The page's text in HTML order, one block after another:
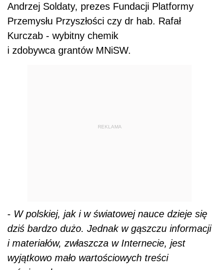
Andrzej Soldaty, prezes Fundacji Platformy
Przemysłu Przyszłości czy dr hab. Rafał
Kurczab - wybitny chemik
i zdobywca grantów MNiSW.
REKLAMA
- W polskiej, jak i w światowej nauce dzieje się
dziś bardzo dużo. Jednak w gąszczu informacji
i materiałów, zwłaszcza w Internecie, jest
wyjątkowo mało wartościowych treści